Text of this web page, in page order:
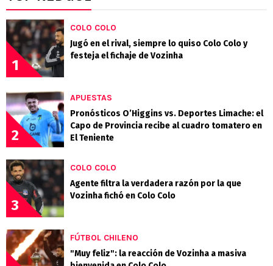
1
COLO COLO
Jugó en el rival, siempre lo quiso Colo Colo y
festeja el fichaje de Vozinha
2
APUESTAS
Pronósticos O’Higgins vs. Deportes Limache: el
Capo de Provincia recibe al cuadro tomatero en
El Teniente
3
COLO COLO
Agente filtra la verdadera razón por la que
Vozinha fichó en Colo Colo
FÚTBOL CHILENO
"Muy feliz": la reacción de Vozinha a masiva